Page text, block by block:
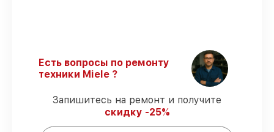
подтверждает их уровень мастерства.
Точное соблюдение сроков
–
соблюдаем сроки сервиса холодильника
K 14827 SD, согласованные с клиентом.
Гарантийное обслуживание–
предоставляем официальное
гарантийное сопровождение после
Есть вопросы по ремонту
техники Miele ?
Запишитесь на ремонт и получите
скидку -25%